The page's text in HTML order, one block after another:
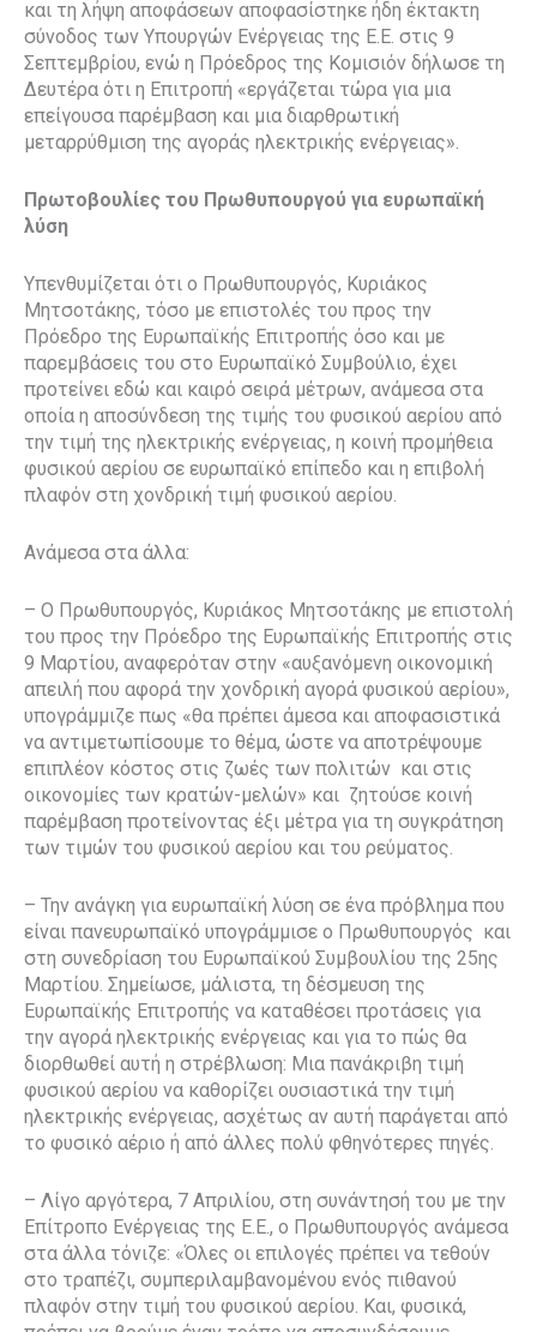
και τη λήψη αποφάσεων αποφασίστηκε ήδη έκτακτη
σύνοδος των Υπουργών Ενέργειας της Ε.Ε. στις 9
Σεπτεμβρίου, ενώ η Πρόεδρος της Κομισιόν δήλωσε τη
Δευτέρα ότι η Επιτροπή «εργάζεται τώρα για μια
επείγουσα παρέμβαση και μια διαρθρωτική
μεταρρύθμιση της αγοράς ηλεκτρικής ενέργειας».
Πρωτοβουλίες του Πρωθυπουργού για ευρωπαϊκή
λύση
Υπενθυμίζεται ότι ο Πρωθυπουργός, Κυριάκος
Μητσοτάκης, τόσο με επιστολές του προς την
Πρόεδρο της Ευρωπαϊκής Επιτροπής όσο και με
παρεμβάσεις του στο Ευρωπαϊκό Συμβούλιο, έχει
προτείνει εδώ και καιρό σειρά μέτρων, ανάμεσα στα
οποία η αποσύνδεση της τιμής του φυσικού αερίου από
την τιμή της ηλεκτρικής ενέργειας, η κοινή προμήθεια
φυσικού αερίου σε ευρωπαϊκό επίπεδο και η επιβολή
πλαφόν στη χονδρική τιμή φυσικού αερίου.
Ανάμεσα στα άλλα:
– Ο Πρωθυπουργός, Κυριάκος Μητσοτάκης με επιστολή
του προς την Πρόεδρο της Ευρωπαϊκής Επιτροπής στις
9 Μαρτίου, αναφερόταν στην «αυξανόμενη οικονομική
απειλή που αφορά την χονδρική αγορά φυσικού αερίου»,
υπογράμμιζε πως «θα πρέπει άμεσα και αποφασιστικά
να αντιμετωπίσουμε το θέμα, ώστε να αποτρέψουμε
επιπλέον κόστος στις ζωές των πολιτών και στις
οικονομίες των κρατών-μελών» και ζητούσε κοινή
παρέμβαση προτείνοντας έξι μέτρα για τη συγκράτηση
των τιμών του φυσικού αερίου και του ρεύματος.
– Την ανάγκη για ευρωπαϊκή λύση σε ένα πρόβλημα που
είναι πανευρωπαϊκό υπογράμμισε ο Πρωθυπουργός και
στη συνεδρίαση του Ευρωπαϊκού Συμβουλίου της 25ης
Μαρτίου. Σημείωσε, μάλιστα, τη δέσμευση της
Ευρωπαϊκής Επιτροπής να καταθέσει προτάσεις για
την αγορά ηλεκτρικής ενέργειας και για το πώς θα
διορθωθεί αυτή η στρέβλωση: Μια πανάκριβη τιμή
φυσικού αερίου να καθορίζει ουσιαστικά την τιμή
ηλεκτρικής ενέργειας, ασχέτως αν αυτή παράγεται από
το φυσικό αέριο ή από άλλες πολύ φθηνότερες πηγές.
– Λίγο αργότερα, 7 Απριλίου, στη συνάντησή του με την
Επίτροπο Ενέργειας της Ε.Ε., ο Πρωθυπουργός ανάμεσα
στα άλλα τόνιζε: «Όλες οι επιλογές πρέπει να τεθούν
στο τραπέζι, συμπεριλαμβανομένου ενός πιθανού
πλαφόν στην τιμή του φυσικού αερίου. Και, φυσικά,